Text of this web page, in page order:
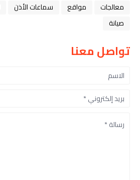
معالجات
مواقع سماعات الأذن
صيانة
تواصل معنا